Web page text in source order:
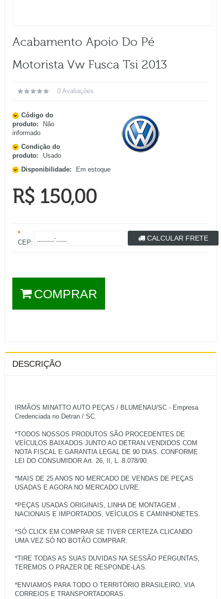
Acabamento Apoio Do Pé
Motorista Vw Fusca Tsi 2013
0 Avaliações
Código do
produto:
Não
informado
Condição do
produto:
Usado
Disponibilidade:
Em estoque
R$ 150,00
*
CEP:
CALCULAR FRETE
COMPRAR
DESCRIÇÃO
IRMÃOS MINATTO AUTO PEÇAS / BLUMENAU/SC - Empresa
Credenciada no Detran / SC.
*TODOS NOSSOS PRODUTOS SÃO PROCEDENTES DE
VEÍCULOS BAIXADOS JUNTO AO DETRAN.VENDIDOS COM
NOTA FISCAL E GARANTIA LEGAL DE 90 DIAS. CONFORME
LEI DO CONSUMIDOR Art. 26, II, L. 8.078/90.
*MAIS DE 25 ANOS NO MERCADO DE VENDAS DE PEÇAS
USADAS E AGORA NO MERCADO LIVRE.
*PEÇAS USADAS ORIGINAIS, LINHA DE MONTAGEM ,
NACIONAIS E IMPORTADOS, VEÍCULOS E CAMINHONETES.
*SÓ CLICK EM COMPRAR SE TIVER CERTEZA.CLICANDO
UMA VEZ SÓ NO BOTÃO COMPRAR.
*TIRE TODAS AS SUAS DUVIDAS NA SESSÃO PERGUNTAS,
TEREMOS O PRAZER DE RESPONDE-LAS.
*ENVIAMOS PARA TODO O TERRITÓRIO BRASILEIRO, VIA
CORREIOS E TRANSPORTADORAS.